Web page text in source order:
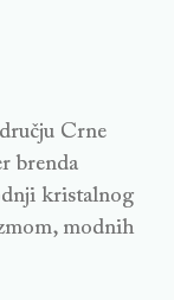
Crne
brenda
kristalnog
modnih